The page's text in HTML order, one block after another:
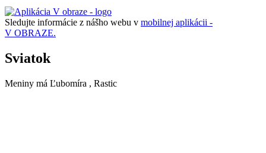
Sledujte informácie z nášho webu v mobilnej aplikácii -
V OBRAZE.
Sviatok
Meniny má Ľubomíra , Rastic